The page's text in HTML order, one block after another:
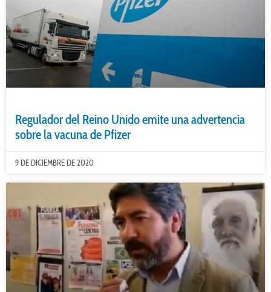
Regulador del Reino Unido emite una advertencia
sobre la vacuna de Pfizer
9 DE DICIEMBRE DE 2020